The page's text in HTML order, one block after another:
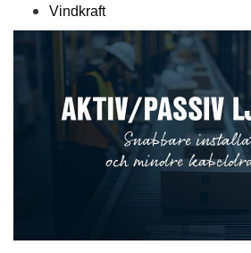
Vindkraft